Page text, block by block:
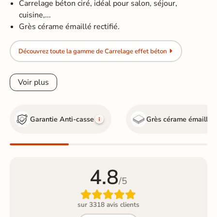
Carrelage béton ciré, idéal pour salon, séjour,
cuisine,...
Grès cérame émaillé rectifié.
Découvrez toute la gamme de Carrelage effet béton
Voir plus
Garantie Anti-casse Grès cérame émaillé
4.8/5

sur 3318 avis clients